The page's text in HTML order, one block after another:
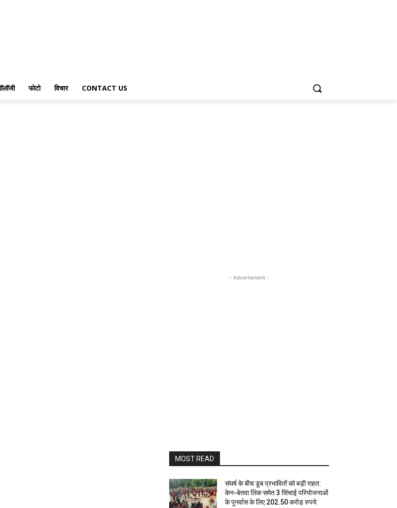
फोटो विचार CONTACT US
- Advertisment -
MOST READ
संघर्ष के बीच डूब प्रभावितों को बड़ी राहत:
केन-बेतवा लिंक समेत 3 सिंचाई परियोजनाओं
के पुनर्वास के लिए 202.50 करोड़ रुपये